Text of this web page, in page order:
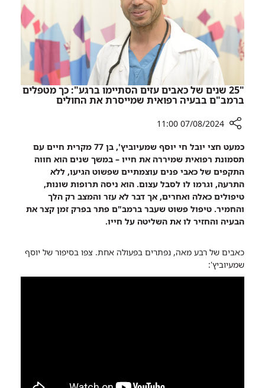
הטראומה
כלבה
טיפולית
שעזרה
לו
להתגבר
על
הטראומה
"25 שנים של כאבים עזים הסתיימו ברגע": כך מטפלים
ברמב"ם בבעיה רפואית שמייסרת את החולים
שיתוף
"25
שנים
של
כאבים
עזים
הסתיימו
מטפלים
ברמב"ם
07/08/2024 11:00
כמעט חצי יובל חי יוסף שמעיוביץ', בן 77 מקרית חיים עם
תסמונת רפואית שמיררה את חייו – במשך שנים הוא חווה
התקפים של כאבי פנים עוצמתיים שפשוט הגיעו, ללא
התרעה, וגרמו לו לסבל עצום. הוא ניסה תרופות שונות,
טיפולים כאלה ואחרים, אך דבר לא עזר והמצב רק הלך
והחמיר. טיפול פשוט שעבר ברמב"ם פתר בפרק זמן קצר את
הבעיה והחזיר לו את השליטה על חייו.
כאבים של רבע מאה, נפתרים בפעולה אחת. צפו בסיפור של יוסף
שמעיוביץ':